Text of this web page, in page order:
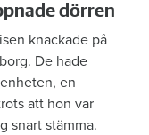
dörren
knackade på
De hade
en
att hon var
snart stämma.